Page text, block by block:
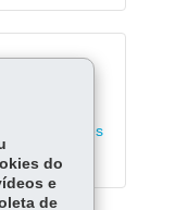
e unidades
do
e
de